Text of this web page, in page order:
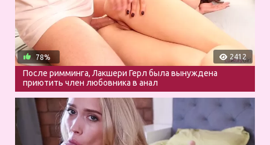
2412
78%
После римминга, Лакшери Герл была вынуждена
приютить член любовника в анал